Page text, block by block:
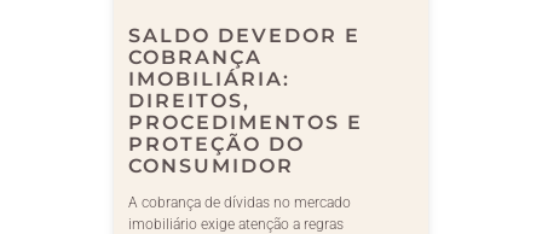
SALDO DEVEDOR E
COBRANÇA
IMOBILIÁRIA:
DIREITOS,
PROCEDIMENTOS E
PROTEÇÃO DO
CONSUMIDOR
A cobrança de dívidas no mercado
imobiliário exige atenção a regras